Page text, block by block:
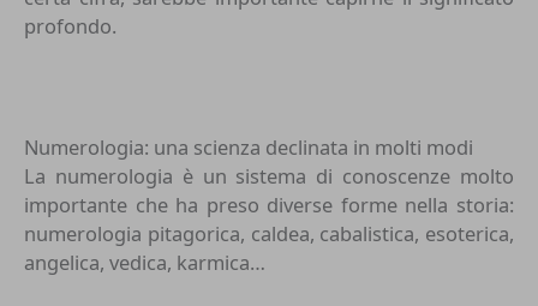
profondo.
Numerologia: una scienza declinata in molti modi
La numerologia è un sistema di conoscenze molto
importante che ha preso diverse forme nella storia:
numerologia pitagorica, caldea, cabalistica, esoterica,
angelica, vedica, karmica…